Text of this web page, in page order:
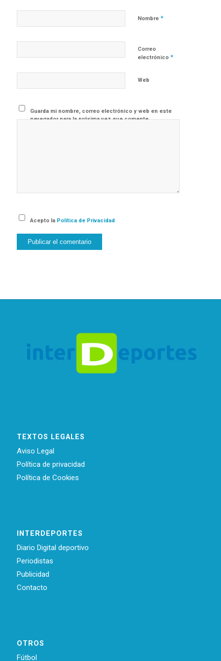
Nombre *
Correo
electrónico *
Web
Guarda mi nombre, correo electrónico y web en este
navegador para la próxima vez que comente.
Acepto la Política de Privacidad
TEXTOS LEGALES
Aviso Legal
Política de privacidad
Política de Cookies
INTERDEPORTES
Diario Digital deportivo
Periodistas
Publicidad
Contacto
OTROS
Fútbol